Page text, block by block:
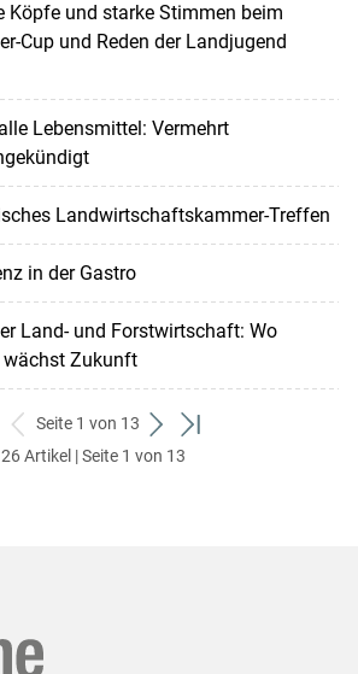
Köpfe und starke Stimmen beim
Cup und Reden der Landjugend
Lebensmittel: Vermehrt
Landwirtschaftskammer-Treffen
in der Gastro
Land- und Forstwirtschaft: Wo
wächst Zukunft
zurück
zum
Seite 1 von 13
weiter
zum
zum
Artikel | Seite 1 von 13